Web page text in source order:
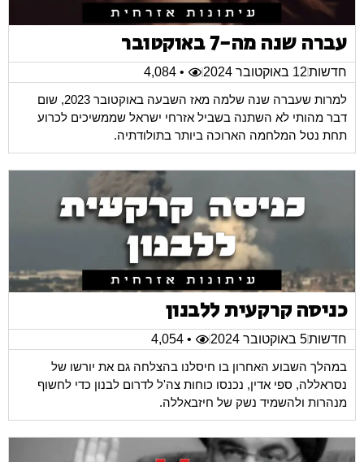
עברה שנה מה-7 באוקטובר
חדשות12 באוקטובר 2024
• 4,084
למרות שעברה שנה שלמה מאז השבעה באוקטובר 2023, שום
דבר מהותי לא השתנה בשביל אזרחי ישראל שממשיכים לכרוע
תחת נטל המלחמה הארוכה ביותר בתולודתיה.
כניסה קרקעית ללבנון
חדשות5 באוקטובר 2024
• 4,054
במהלך השבוע האחרון בו חיסלנו בהצלחה גם את יורשו של
נסראללה, ספי אדין, נכנסו כוחות צה'ל לדרום לבנון כדי לחשוף
מנהרות ולהשמיד נשק של חיזבאללה.